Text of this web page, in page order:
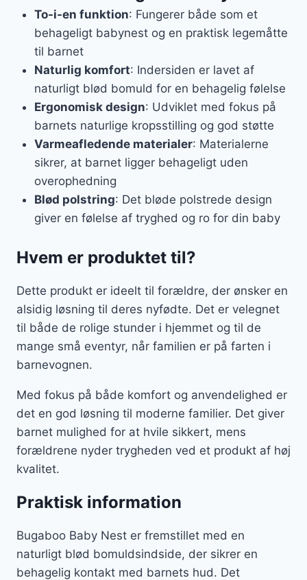
To-i-en funktion: Fungerer både som et
behageligt babynest og en praktisk legemåtte
til barnet
Naturlig komfort: Indersiden er lavet af
naturligt blød bomuld for en behagelig følelse
Ergonomisk design: Udviklet med fokus på
barnets naturlige kropsstilling og god støtte
Varmeafledende materialer: Materialerne
sikrer, at barnet ligger behageligt uden
overophedning
Blød polstring: Det bløde polstrede design
giver en følelse af tryghed og ro for din baby
Hvem er produktet til?
Dette produkt er ideelt til forældre, der ønsker en
alsidig løsning til deres nyfødte. Det er velegnet
til både de rolige stunder i hjemmet og til de
mange små eventyr, når familien er på farten i
barnevognen.
Med fokus på både komfort og anvendelighed er
det en god løsning til moderne familier. Det giver
barnet mulighed for at hvile sikkert, mens
forældrene nyder trygheden ved et produkt af høj
kvalitet.
Praktisk information
Bugaboo Baby Nest er fremstillet med en
naturligt blød bomuldsindside, der sikrer en
behagelig kontakt med barnets hud. Det